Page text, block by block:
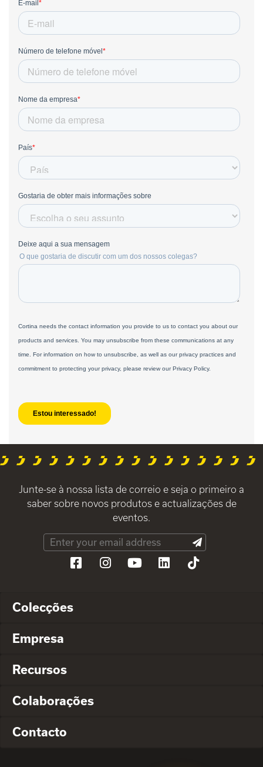
Junte-se à nossa lista de correio e seja o primeiro a
saber sobre novos produtos e actualizações de
eventos.
Colecções
Empresa
Recursos
Colaborações
Contacto